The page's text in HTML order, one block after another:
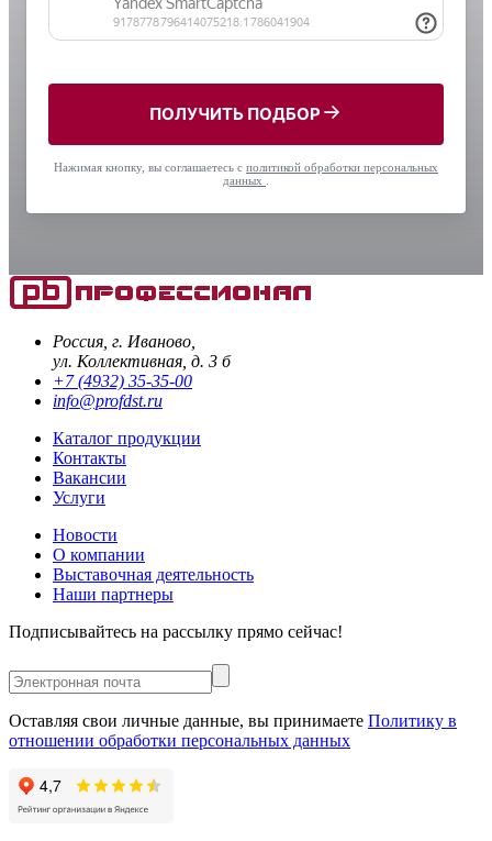
ПОЛУЧИТЬ ПОДБОР
Нажимая кнопку, вы соглашаетесь с политикой обработки персональных
данных
Россия, г. Иваново,
ул. Коллективная, д. 3 б
+7 (4932) 35-35-00
info@profdst.ru
Каталог продукции
Контакты
Вакансии
Услуги
Новости
О компании
Выставочная деятельность
Наши партнеры
Подписывайтесь на рассылку прямо сейчас!
Оставляя свои личные данные, вы принимаете Политику в
отношении обработки персональных данных